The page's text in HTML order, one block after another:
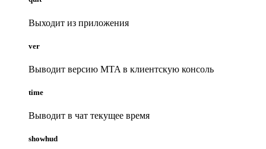
Выходит из приложения
ver
Выводит версию MTA в клиентскую консоль
time
Выводит в чат текущее время
showhud